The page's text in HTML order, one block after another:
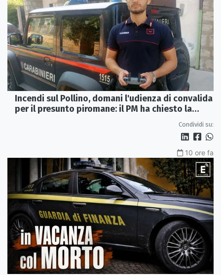
Incendi sul Pollino, domani l'udienza di convalida
per il presunto piromane: il PM ha chiesto la
Condividi su:
10 ore fa